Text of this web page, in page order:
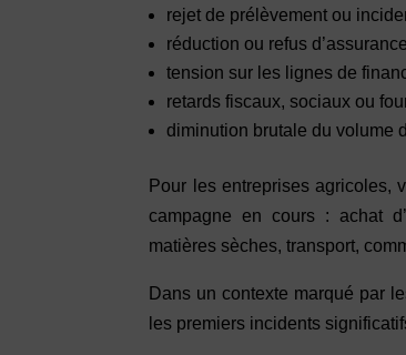
rejet de prélèvement ou
réduction ou refus
tension sur les lignes de
retards fiscaux, sociaux ou
diminution brutale du volume
Pour les entreprises agricoles,
campagne en cours : achat
matières sèches, transport,
Dans un contexte marqué par
les premiers incidents